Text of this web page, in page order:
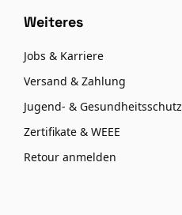
Weiteres
Jobs & Karriere
Versand & Zahlung
Jugend- & Gesundheitsschutz
Zertifikate & WEEE
Retour anmelden